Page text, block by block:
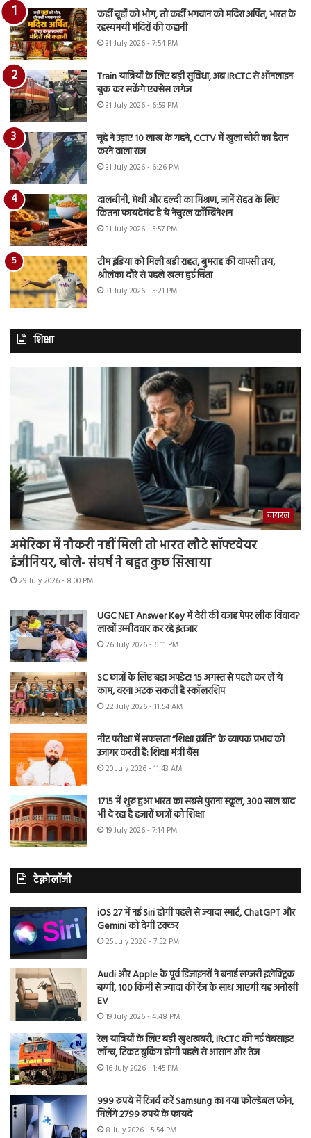
कहीं चूहों को भोग, तो कहीं भगवान को मदिरा अर्पित, भारत के
रहस्यमयी मंदिरों की कहानी
31 July 2026 - 7:54 PM
Train यात्रियों के लिए बड़ी सुविधा, अब IRCTC से ऑनलाइन
बुक कर सकेंगे एक्सेस लगेज
31 July 2026 - 6:59 PM
चूहे ने उड़ाए 10 लाख के गहने, CCTV में खुला चोरी का हैरान
करने वाला राज
31 July 2026 - 6:26 PM
दालचीनी, मेथी और हल्दी का मिश्रण, जानें सेहत के लिए
कितना फायदेमंद है ये नेचुरल कॉम्बिनेशन
31 July 2026 - 5:57 PM
टीम इंडिया को मिली बड़ी राहत, बुमराह की वापसी तय,
श्रीलंका दौरे से पहले खत्म हुई चिंता
31 July 2026 - 5:21 PM
शिक्षा
वायरल
अमेरिका में नौकरी नहीं मिली तो भारत लौटे सॉफ्टवेयर
इंजीनियर, बोले- संघर्ष ने बहुत कुछ सिखाया
29 July 2026 - 8:00 PM
UGC NET Answer Key में देरी की वजह पेपर लीक विवाद?
लाखों उम्मीदवार कर रहे इंतजार
26 July 2026 - 6:11 PM
SC छात्रों के लिए बड़ा अपडेट! 15 अगस्त से पहले कर लें ये
काम, वरना अटक सकती है स्कॉलरशिप
22 July 2026 - 11:54 AM
नीट परीक्षा में सफलता “शिक्षा क्रांति” के व्यापक प्रभाव को
उजागर करती है: शिक्षा मंत्री बैंस
20 July 2026 - 11:43 AM
1715 में शुरू हुआ भारत का सबसे पुराना स्कूल, 300 साल बाद
भी दे रहा है हजारों छात्रों को शिक्षा
19 July 2026 - 7:14 PM
टेक्नोलॉजी
iOS 27 में नई Siri होगी पहले से ज्यादा स्मार्ट, ChatGPT और
Gemini को देगी टक्कर
25 July 2026 - 7:52 PM
Audi और Apple के पूर्व डिजाइनरों ने बनाई लग्जरी इलेक्ट्रिक
बग्गी, 100 किमी से ज्यादा की रेंज के साथ आएगी यह अनोखी
EV
19 July 2026 - 4:48 PM
रेल यात्रियों के लिए बड़ी खुशखबरी, IRCTC की नई वेबसाइट
लॉन्च, टिकट बुकिंग होगी पहले से आसान और तेज
16 July 2026 - 1:45 PM
999 रुपये में रिजर्व करें Samsung का नया फोल्डेबल फोन,
मिलेंगे 2799 रुपये के फायदे
8 July 2026 - 5:54 PM